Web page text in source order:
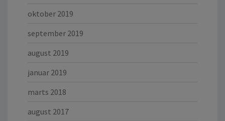
oktober 2019
september 2019
august 2019
januar 2019
marts 2018
august 2017